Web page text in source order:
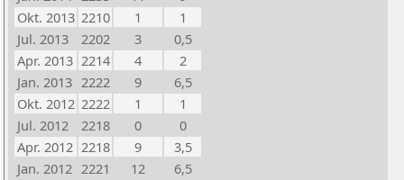
Okt. 2013 2210 1
1
Jul. 2013
2202 3
0,5
Apr. 2013 2214 4
2
Jan. 2013 2222 9
6,5
Okt. 2012 2222 1
1
Jul. 2012
2218 0
0
Apr. 2012 2218 9
3,5
Jan. 2012 2221 12
6,5